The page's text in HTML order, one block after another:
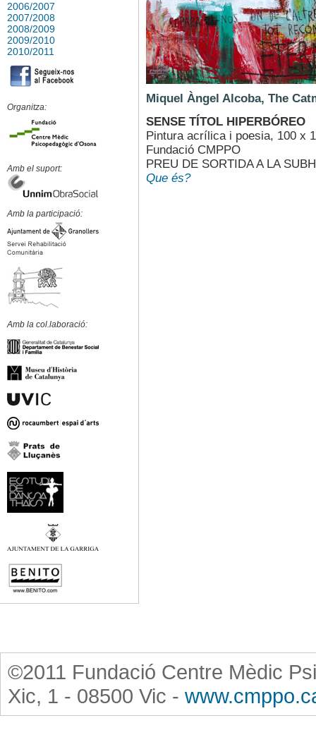
2006/2007
2007/2008
2008/2009
2009/2010
2010/2011
Organitza:
Amb el suport:
Amb la participació:
Amb la col.laboració:
Miquel Àngel Alcoba, The
SENSE TÍTOL HIPERBÓREO
Pintura acrílica i poesia, 100 x
Fundació CMPPO
PREU DE SORTIDA A LA
Que és?
©2011 Fundació Centre Mèdic
Xic, 1 - 08500 Vic -